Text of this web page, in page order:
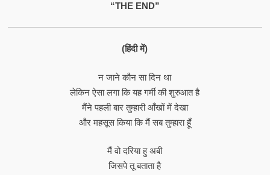
“THE END”
(हिंदी में)
न जाने कौन सा दिन था
लेकिन ऐसा लगा कि यह गर्मी की शुरुआत है
मैंने पहली बार तुम्हारी आँखों में देखा
और महसूस किया कि मैं सब तुम्हारा हूँ
मैं वो दरिया हु अबी
जिसपे तू बताता है